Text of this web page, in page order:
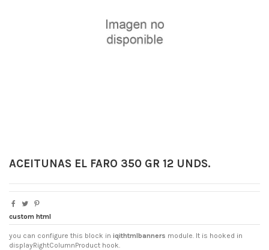
ACEITUNAS EL FARO 350 GR 12 UNDS.
custom html
you can configure this block in iqithtmlbanners module. It is hooked in
displayRightColumnProduct hook.